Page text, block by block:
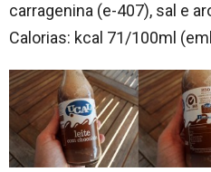
carragenina (e-407), sal e
Calorias: kcal 71/100ml